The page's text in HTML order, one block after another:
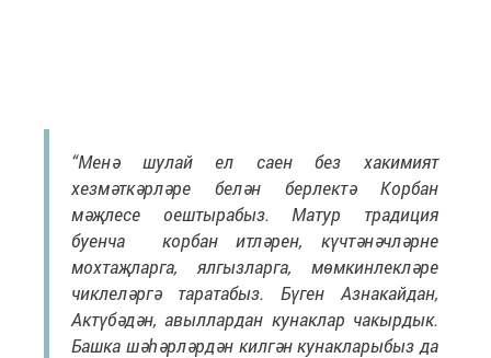
“Менә шулай ел саен без хакимият
хезмәткәрләре белән берлектә Корбан
мәҗлесе оештырабыз. Матур традиция
буенча корбан итләрен, күчтәнәчләрне
мохтаҗларга, ялгызларга, мөмкинлекләре
чиклеләргә таратабыз. Бүген Азнакайдан,
Актүбәдән, авыллардан кунаклар чакырдык.
Башка шәһәрләрдән килгән кунакларыбыз да